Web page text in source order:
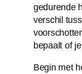
gedurende
verschil
bepaalt of
Begin met